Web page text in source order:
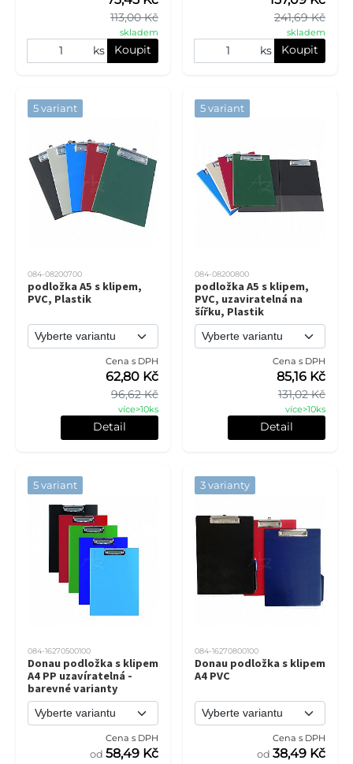
113,00 Kč
skladem
ks Koupit
241,69 Kč
skladem
ks Koupit
5 variant
084-08200700
podložka A5 s klipem,
PVC, Plastik
Cena s DPH
96,62 Kč
62,80 Kč
více>10ks
Detail
5 variant
084-08200800
podložka A5 s klipem,
PVC, uzaviratelná na
šířku, Plastik
Cena s DPH
131,02 Kč
85,16 Kč
více>10ks
Detail
5 variant
084-16270500100
Donau podložka s klipem
A4 PP uzavíratelná -
barevné varianty
Cena s DPH
od 58,49 Kč
3 varianty
084-16270800100
Donau podložka s klipem
A4 PVC
Cena s DPH
od 38,49 Kč